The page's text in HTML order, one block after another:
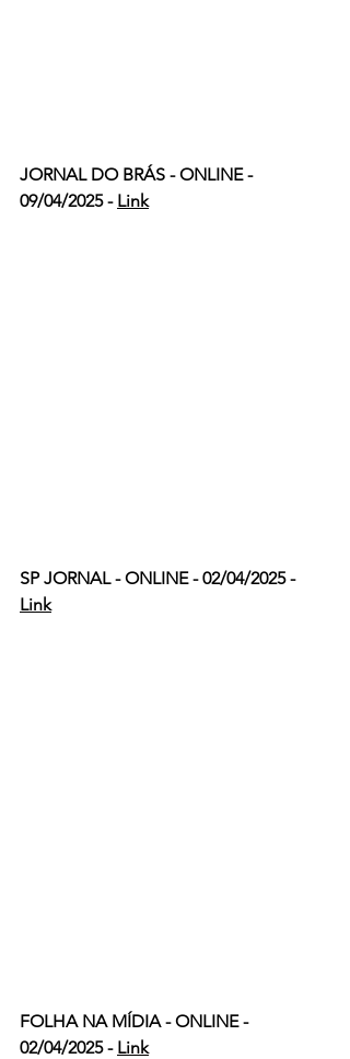
JORNAL DO BRÁS - ONLINE -
09/04/2025 - Link
SP JORNAL - ONLINE - 02/04/2025 -
Link
FOLHA NA MÍDIA - ONLINE -
02/04/2025 - Link